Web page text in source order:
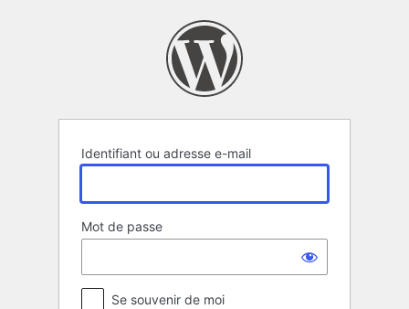
Identifiant ou adresse e-mail
Mot de passe
Se souvenir de moi